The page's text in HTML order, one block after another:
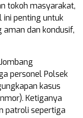
tokoh masyarakat,
ini penting untuk
dan kondusif,
personel Polsek
kasus
Ketiganya
patroli sepertiga